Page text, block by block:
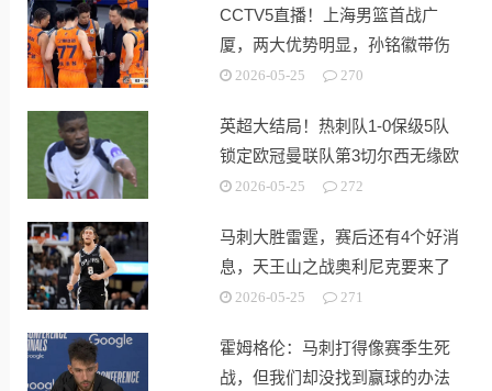
CCTV5直播！上海男篮首战广
厦，两大优势明显，孙铭徽带伤
出战！
2026-05-25 270
英超大结局！热刺队1-0保级5队
锁定欧冠曼联队第3切尔西无缘欧
战2026-05-25 272
马刺大胜雷霆，赛后还有4个好消
息，天王山之战奥利尼克要来了
2026-05-25 271
霍姆格伦：马刺打得像赛季生死
战，但我们却没找到赢球的办法